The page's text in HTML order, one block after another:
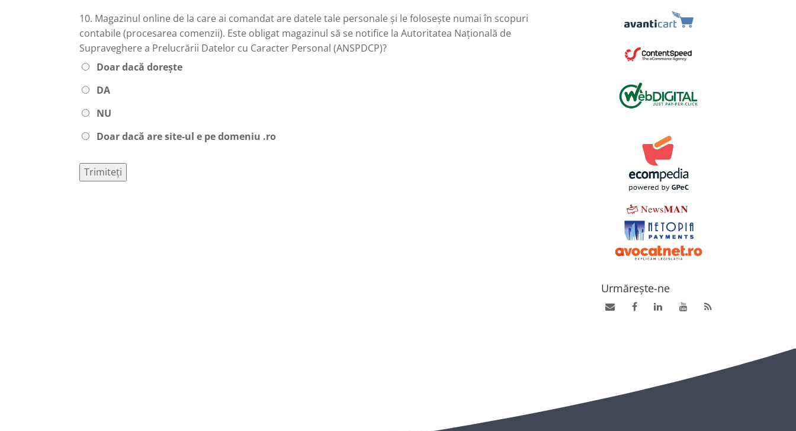
10. Magazinul online de la care ai comandat are datele tale personale și le folosește numai în scopuri
contabile (procesarea comenzii). Este obligat magazinul să se notifice la Autoritatea Națională de
Supraveghere a Prelucrării Datelor cu Caracter Personal (ANSPDCP)?
Doar dacă dorește
DA
NU
Doar dacă are site-ul e pe domeniu .ro
Urmărește-ne